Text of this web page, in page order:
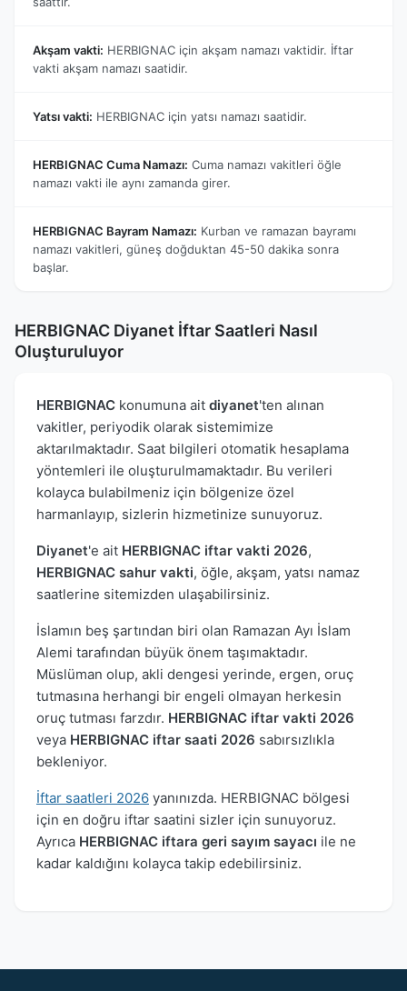
Akşam vakti: HERBIGNAC için akşam namazı vaktidir. İftar
vakti akşam namazı saatidir.
Yatsı vakti: HERBIGNAC için yatsı namazı saatidir.
HERBIGNAC Cuma Namazı: Cuma namazı vakitleri öğle
namazı vakti ile aynı zamanda girer.
HERBIGNAC Bayram Namazı: Kurban ve ramazan bayramı
namazı vakitleri, güneş doğduktan 45-50 dakika sonra
başlar.
HERBIGNAC Diyanet İftar Saatleri Nasıl
Oluşturuluyor
HERBIGNAC konumuna ait diyanet'ten alınan
vakitler, periyodik olarak sistemimize
aktarılmaktadır. Saat bilgileri otomatik hesaplama
yöntemleri ile oluşturulmamaktadır. Bu verileri
kolayca bulabilmeniz için bölgenize özel
harmanlayıp, sizlerin hizmetinize sunuyoruz.
Diyanet'e ait HERBIGNAC iftar vakti 2026,
HERBIGNAC sahur vakti, öğle, akşam, yatsı namaz
saatlerine sitemizden ulaşabilirsiniz.
İslamın beş şartından biri olan Ramazan Ayı İslam
Alemi tarafından büyük önem taşımaktadır.
Müslüman olup, akli dengesi yerinde, ergen, oruç
tutmasına herhangi bir engeli olmayan herkesin
oruç tutması farzdır. HERBIGNAC iftar vakti 2026
veya HERBIGNAC iftar saati 2026 sabırsızlıkla
bekleniyor.
İftar saatleri 2026 yanınızda. HERBIGNAC bölgesi
için en doğru iftar saatini sizler için sunuyoruz.
Ayrıca HERBIGNAC iftara geri sayım sayacı ile ne
kadar kaldığını kolayca takip edebilirsiniz.